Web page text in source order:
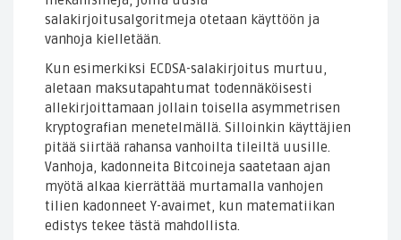
salakirjoitusalgoritmeja otetaan käyttöön ja
vanhoja kielletään.
Kun esimerkiksi ECDSA-salakirjoitus murtuu,
aletaan maksutapahtumat todennäköisesti
allekirjoittamaan jollain toisella asymmetrisen
kryptografian menetelmällä. Silloinkin käyttäjien
pitää siirtää rahansa vanhoilta tileiltä uusille.
Vanhoja, kadonneita Bitcoineja saatetaan ajan
myötä alkaa kierrättää murtamalla vanhojen
tilien kadonneet Y-avaimet, kun matematiikan
edistys tekee tästä mahdollista.